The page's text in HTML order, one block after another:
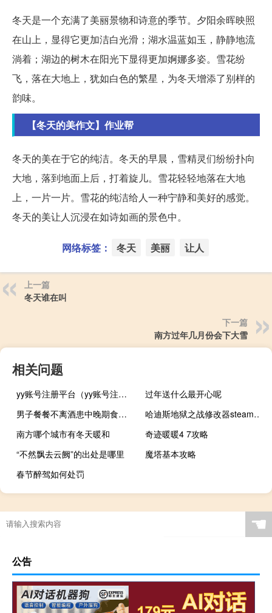
冬天是一个充满了美丽景物和诗意的季节。夕阳余晖映照
在山上，显得它更加洁白光滑；湖水温蓝如玉，静静地流
淌着；湖边的树木在阳光下显得更加婀娜多姿。雪花纷
飞，落在大地上，犹如白色的繁星，为冬天增添了别样的
韵味。
【冬天的美作文】作业帮
冬天的美在于它的纯洁。冬天的早晨，雪精灵们纷纷扑向
大地，落到地面上后，打着旋儿。雪花轻轻地落在大地
上，一片一片。雪花的纯洁给人一种宁静和美好的感觉。
冬天的美让人沉浸在如诗如画的景色中。
网络标签： 冬天 美丽 让人
上一篇
冬天谁在叫
下一篇
南方过年几月份会下大雪
相关问题
yy账号注册平台（yy账号注册）
过年送什么最开心呢
男子餐餐不离酒患中晚期食管癌 专家解答肿瘤治疗问题
哈迪斯地狱之战修改器steam正版 V1.0-1.37 3DM版（哈迪斯地狱之战修改器steam正版 V1.0-1.37 3DM版功能简介）
南方哪个城市有冬天暖和
奇迹暖暖4 7攻略
“不然飘去云阙”的出处是哪里
魔塔基本攻略
春节醉驾如何处罚
☚
公告